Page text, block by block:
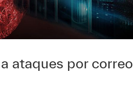
ataques por correo